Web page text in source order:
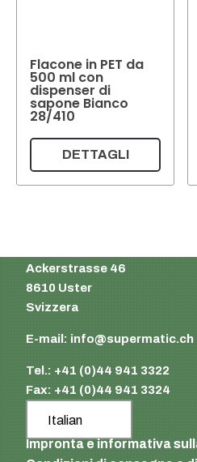
Flacone in PET da
500 ml con
dispenser di
sapone Bianco
28/410
DETTAGLI
Ackerstrasse 46
8610 Uster
Svizzera
E-mail: info@supermatic.ch
Tel.: +41 (0)44 941 3322
Fax: +41 (0)44 941 3324
Italian
Impronta e informativa